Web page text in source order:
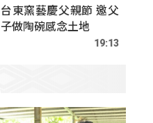
台東窯藝慶父親節 邀父
子做陶碗感念土地
19:13